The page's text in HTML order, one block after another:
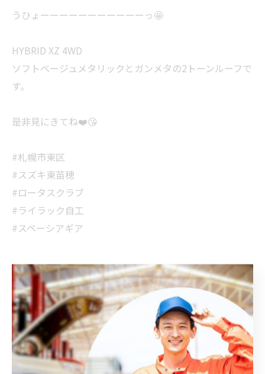
うひょーーーーーーーーーーーっ🤩
HYBRID XZ 4WD
ソフトベージュメタリックとガンメタの2トーンルーフで
す。
是非見にきてね❤️😘
#札幌市東区
#スズキ東苗穂
#ロータスクラブ
#ライラック自工
#スペーシアギア
< 前のページ 一覧に戻る 次のページ >